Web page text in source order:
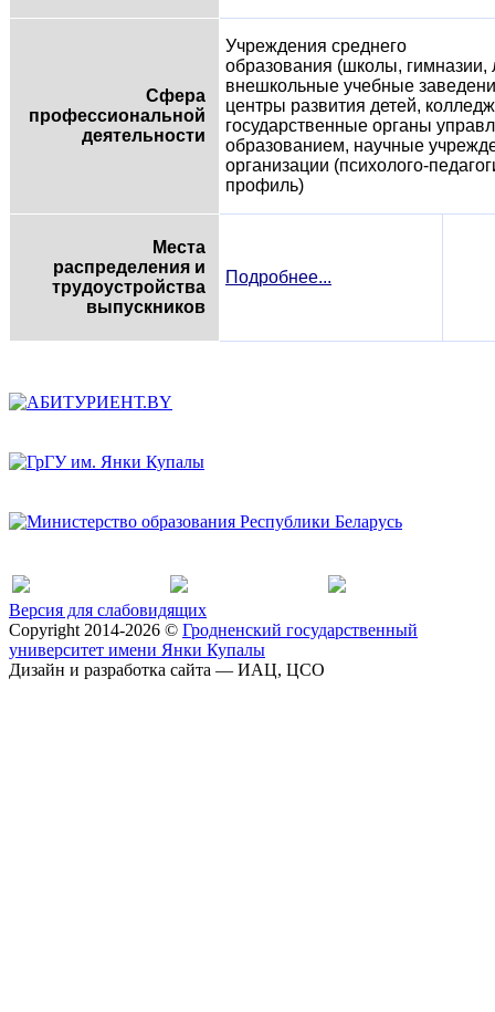
Сфера
профессиональной
деятельности
Учреждения среднего
образования (школы, гимназии,
внешкольные учебные
центры развития детей,
государственные органы
образованием, научные
организации (психолого-
профиль)
Места
распределения и
трудоустройства
выпускников
Подробнее...
Версия для слабовидящих
Copyright 2014-2026 © Гродненский государственный
университет имени Янки Купалы
Дизайн и разработка сайта — ИАЦ, ЦСО